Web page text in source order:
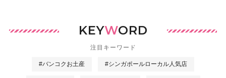
KEYWORD
注目キーワード
#バンコクお土産 #シンガポールローカル人気店